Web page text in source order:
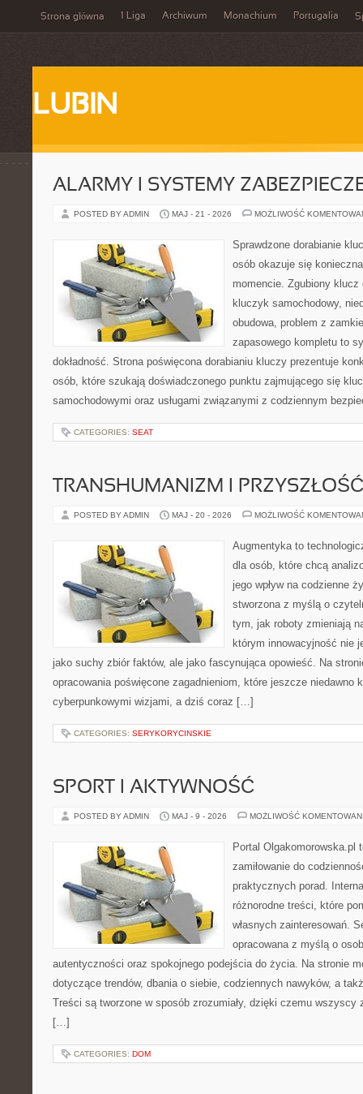
Strona główna 1 Liga Archiwum Monachium Portugalia
LUBIN
ALARMY I SYSTEMY
POSTED BY ADMIN MAJ - 21 - 2026 MOŻLIWOŚĆ
Sprawdzone dorabianie
osób okazuje się
momencie. Zgubiony
kluczyk samochodowy,
obudowa, problem z
zapasowego kompletu to
dokładność. Strona poświęcona dorabianiu kluczy prezentuje
osób, które szukają doświadczonego punktu zajmującego się
samochodowymi oraz usługami związanymi z codziennym
CATEGORIES: SEAT
TRANSHUMANIZM I
POSTED BY ADMIN MAJ - 20 - 2026 MOŻLIWOŚĆ
Augmentyka to
dla osób, które chcą
jego wpływ na codzienne
stworzona z myślą o
tym, jak roboty zmieniają
którym innowacyjność nie
jako suchy zbiór faktów, ale jako fascynująca opowieść. Na
opracowania poświęcone zagadnieniom, które jeszcze niedawno
cyberpunkowymi wizjami, a dziś coraz […]
CATEGORIES: SERYKORYCINSKIE
SPORT I AKTYWNOŚĆ
POSTED BY ADMIN MAJ - 9 - 2026 MOŻLIWOŚĆ
Portal Olgakomorowska.pl
zamiłowanie do
praktycznych porad.
różnorodne treści, które
własnych zainteresowań.
opracowana z myślą o
autentyczności oraz spokojnego podejścia do życia. Na stronie
dotyczące trendów, dbania o siebie, codziennych nawyków, a
Treści są tworzone w sposób zrozumiały, dzięki czemu wszyscy
[…]
CATEGORIES: DOM